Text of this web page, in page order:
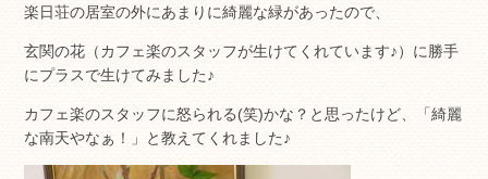
楽日荘の居室の外にあまりに綺麗な緑があったので、
玄関の花（カフェ楽のスタッフが生けてくれています♪）に勝手
にプラスで生けてみました♪
カフェ楽のスタッフに怒られる(笑)かな？と思ったけど、「綺麗
な南天やなぁ！」と教えてくれました♪